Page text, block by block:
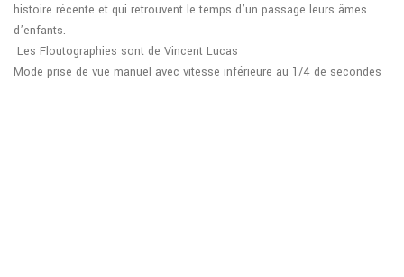
histoire récente et qui retrouvent le temps d’un passage leurs âmes
d’enfants.
Les Floutographies sont de Vincent Lucas
Mode prise de vue manuel avec vitesse inférieure au 1/4 de secondes